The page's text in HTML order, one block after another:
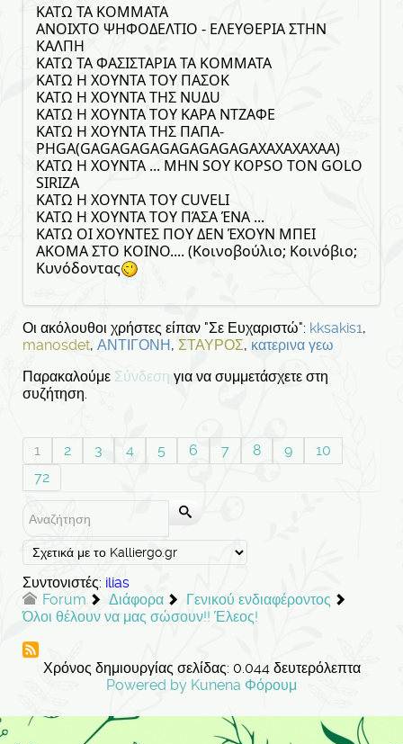
ΚΑΤΩ ΤΑ ΚΟΜΜΑΤΑ
ΑΝΟΙΧΤΟ ΨΗΦΟΔΕΛΤΙΟ - ΕΛΕΥΘΕΡΙΑ ΣΤΗΝ
ΚΑΛΠΗ
ΚΑΤΩ ΤΑ ΦΑΣΙΣΤΑΡΙΑ ΤΑ ΚΟΜΜΑΤΑ
ΚΑΤΩ Η ΧΟΥΝΤΑ ΤΟΥ ΠΑΣΟΚ
ΚΑΤΩ Η ΧΟΥΝΤΑ ΤΗΣ ΝUΔU
ΚΑΤΩ Η ΧΟΥΝΤΑ ΤΟΥ ΚΑΡΑ ΝΤΖΑΦΕ
ΚΑΤΩ Η ΧΟΥΝΤΑ ΤΗΣ ΠΑΠΑ-
ΡΗGA(GAGAGAGAGAGAGAGAGAXAXAXAXAA)
ΚΑΤΩ Η ΧΟΥΝΤΑ ... MHN SOY KOPSO TON GOLO
SIRIZA
ΚΑΤΩ Η ΧΟΥΝΤΑ ΤΟΥ CUVELI
ΚΑΤΩ Η ΧΟΥΝΤΑ ΤΟΥ ΠΆΣΑ ΈΝΑ ...
ΚΑΤΩ ΟΙ ΧΟΥΝΤΕΣ ΠΟΥ ΔΕΝ ΈΧΟΥΝ ΜΠΕΙ
ΑΚΟΜΑ ΣΤΟ ΚΟΙΝΟ.... (Κοινοβούλιο; Κοινόβιο;
Κυνόδοντας
Οι ακόλουθοι χρήστες είπαν "Σε Ευχαριστώ": kksakis1,
manosdet, ΑΝΤΙΓΟΝΗ , ΣΤΑΥΡΟΣ, κατερινα γεω
Παρακαλούμε Σύνδεση για να συμμετάσχετε στη
συζήτηση.
1 2 3 4 5 6 7 8 9
10
72
Συντονιστές: ilias
Forum
Διάφορα
Γενικού ενδιαφέροντος
Όλοι θέλουν να μας σώσουν!! Έλεος!
Χρόνος δημιουργίας σελίδας: 0.044 δευτερόλεπτα
Powered by Kunena Φόρουμ